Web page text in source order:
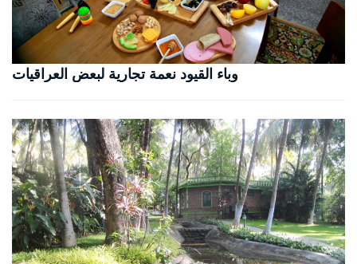
وباء القيود نعمة تجارية لبعض العراقيات